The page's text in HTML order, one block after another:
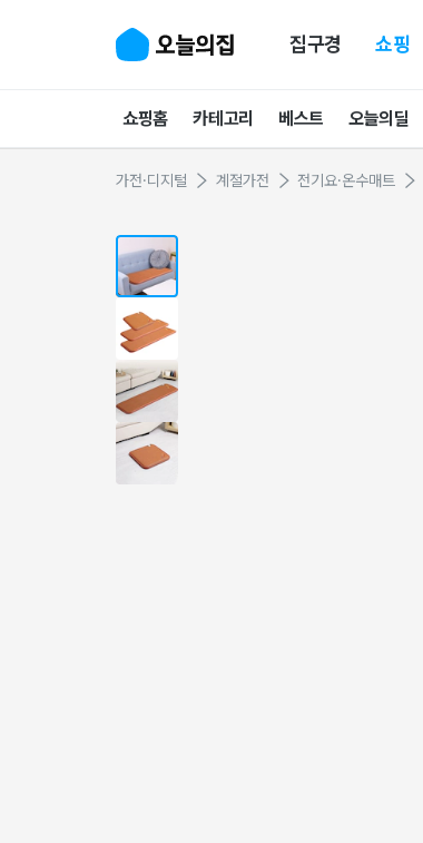
집구경 쇼핑
쇼핑홈 카테고리 베스트 오늘의딜
가전·디지털 계절가전 전기요·온수매트